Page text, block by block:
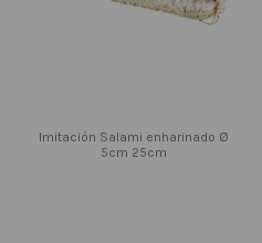
Imitación Salami enharinado Ø
5cm 25cm